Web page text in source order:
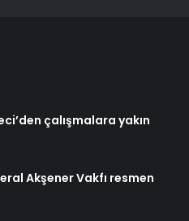
çalışmalara yakın
Akşener Vakfı resmen